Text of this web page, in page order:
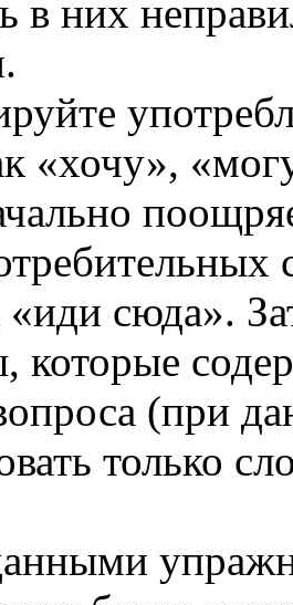
в них
«хочу»,
сюда».
которые
(при
только